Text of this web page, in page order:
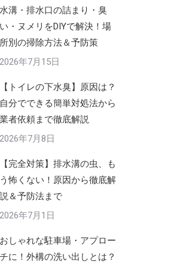
水溝・排水口の詰まり・臭
い・ヌメリをDIYで解決！場
所別の掃除方法＆予防策
2026年7月15日
【トイレの下水臭】原因は？
自分でできる簡単対処法から
業者依頼まで徹底解説
2026年7月8日
【完全対策】排水溝の虫、も
う怖くない！原因から徹底解
説＆予防法まで
2026年7月1日
おしゃれな駐車場・アプロー
チに！外構の洗い出しとは？